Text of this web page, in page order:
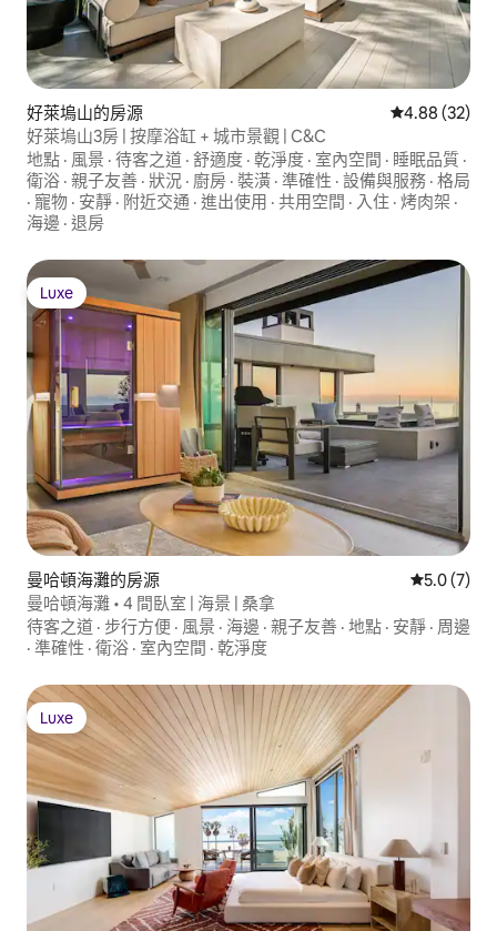
好萊塢山的房源 從 32 則評價
4.88 (32)
好萊塢山3房 | 按摩浴缸 + 城市景觀 | C&C
地點 · 風景 · 待客之道 · 舒適度 · 乾淨度 · 室內空間 · 睡眠品質 ·
衛浴 · 親子友善 · 狀況 · 廚房 · 裝潢 · 準確性 · 設備與服務 · 格局
· 寵物 · 安靜 · 附近交通 · 進出使用 · 共用空間 · 入住 · 烤肉架 ·
海邊 · 退房
Luxe
Luxe
曼哈頓海灘的房源 從 7 則評
5.0 (7)
曼哈頓海灘 • 4 間臥室 | 海景 | 桑拿
待客之道 · 步行方便 · 風景 · 海邊 · 親子友善 · 地點 · 安靜 · 周邊
· 準確性 · 衛浴 · 室內空間 · 乾淨度
Luxe
Luxe